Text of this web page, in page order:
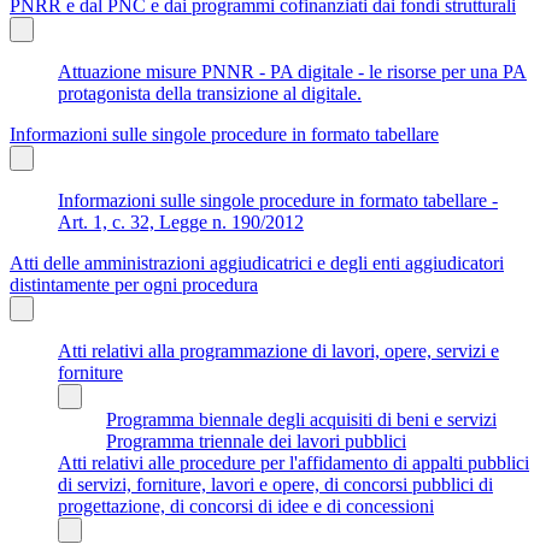
PNRR e dal PNC e dai programmi cofinanziati dai fondi strutturali
Attuazione misure PNNR - PA digitale - le risorse per una PA
protagonista della transizione al digitale.
Informazioni sulle singole procedure in formato tabellare
Informazioni sulle singole procedure in formato tabellare -
Art. 1, c. 32, Legge n. 190/2012
Atti delle amministrazioni aggiudicatrici e degli enti aggiudicatori
distintamente per ogni procedura
Atti relativi alla programmazione di lavori, opere, servizi e
forniture
Programma biennale degli acquisiti di beni e servizi
Programma triennale dei lavori pubblici
Atti relativi alle procedure per l'affidamento di appalti pubblici
di servizi, forniture, lavori e opere, di concorsi pubblici di
progettazione, di concorsi di idee e di concessioni